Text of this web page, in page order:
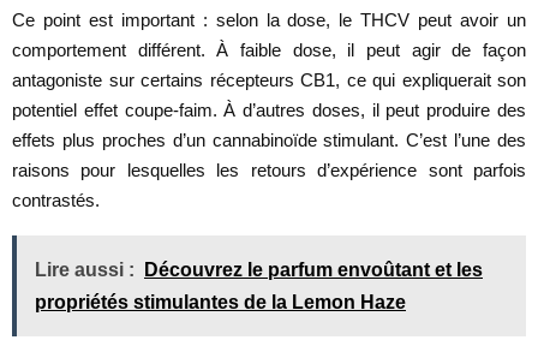
Ce point est important : selon la dose, le THCV peut avoir un
comportement différent. À faible dose, il peut agir de façon
antagoniste sur certains récepteurs CB1, ce qui expliquerait son
potentiel effet coupe-faim. À d’autres doses, il peut produire des
effets plus proches d’un cannabinoïde stimulant. C’est l’une des
raisons pour lesquelles les retours d’expérience sont parfois
contrastés.
Lire aussi :
Découvrez le parfum envoûtant et les
propriétés stimulantes de la Lemon Haze